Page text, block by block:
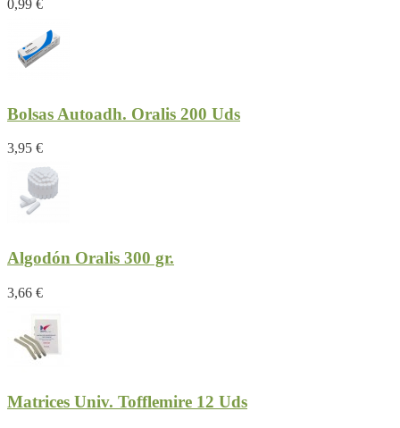
0,99 €
Bolsas Autoadh. Oralis 200 Uds
3,95 €
Algodón Oralis 300 gr.
3,66 €
Matrices Univ. Tofflemire 12 Uds